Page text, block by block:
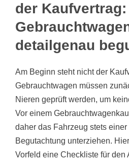
der Kaufvertrag:
detailgenau
Am Beginn steht nicht der
Gebrauchtwagen müssen
Nieren geprüft werden, um
Vor einem
daher das Fahrzeug stets
Begutachtung unterziehen.
Vorfeld eine Checkliste für den